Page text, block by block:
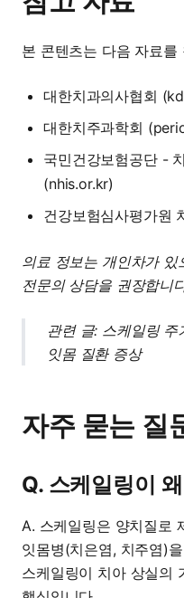
본 콘텐츠는 다음 자료를
대한치과의사협회
대한치주과학회
국민건강보험공단 -
(nhis.or.kr)
건강보험심사평가원
의료 정보는 개인차가
전문의 상담을 권장합니
관련 글: 스케일링 주
잇몸 질환 증상
자주 묻는 질
Q. 스케일링이
A. 스케일링은 양치질로
잇몸병(치은염, 치주염)
스케일링이 치아 상실의